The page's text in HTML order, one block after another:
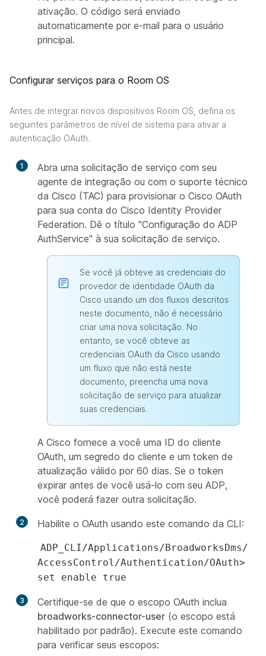
ativação. O código será enviado
automaticamente por e-mail para o usuário
principal.
Configurar serviços para o Room OS
Antes de integrar novos dispositivos Room OS, defina os
seguintes parâmetros de nível de sistema para ativar a
autenticação OAuth.
1
Abra uma solicitação de serviço com seu
agente de integração ou com o suporte técnico
da Cisco (TAC) para provisionar o Cisco OAuth
para sua conta do Cisco Identity Provider
Federation. Dê o título "Configuração do ADP
AuthService" à sua solicitação de serviço.
Se você já obteve as credenciais do
provedor de identidade OAuth da
Cisco usando um dos fluxos descritos
neste documento, não é necessário
criar uma nova solicitação. No
entanto, se você obteve as
credenciais OAuth da Cisco usando
um fluxo que não está neste
documento, preencha uma nova
solicitação de serviço para atualizar
suas credenciais.
A Cisco fornece a você uma ID do cliente
OAuth, um segredo do cliente e um token de
atualização válido por 60 dias. Se o token
expirar antes de você usá-lo com seu ADP,
você poderá fazer outra solicitação.
2 Habilite o OAuth usando este comando da CLI:
ADP_CLI/Applications/BroadworksDms/
AccessControl/Authentication/OAuth>
set enable true
3
Certifique-se de que o escopo OAuth inclua
broadworks-connector-user (o escopo está
habilitado por padrão). Execute este comando
para verificar seus escopos: